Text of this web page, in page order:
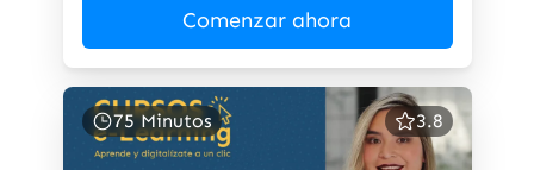
Comenzar ahora
75 Minutos 3.8